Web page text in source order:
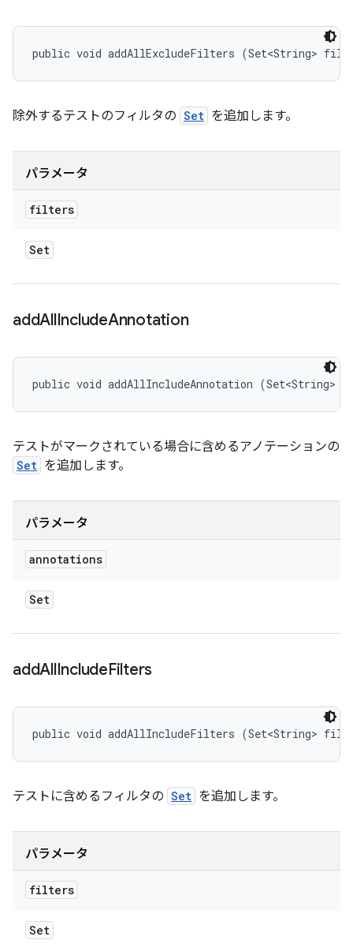
public void addAllExcludeFilters (Set<String>
除外するテストのフィルタの Set を追加します。
パラメータ
filters
Set
addAllIncludeAnnotation
public void addAllIncludeAnnotation (Set<String>
テストがマークされている場合に含めるアノテーションの
Set を追加します。
パラメータ
annotations
Set
addAllIncludeFilters
public void addAllIncludeFilters (Set<String>
テストに含めるフィルタの Set を追加します。
パラメータ
filters
Set